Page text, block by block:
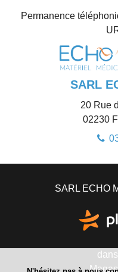
Permanence
SARL
20 Rue
02230
SARL ECHO